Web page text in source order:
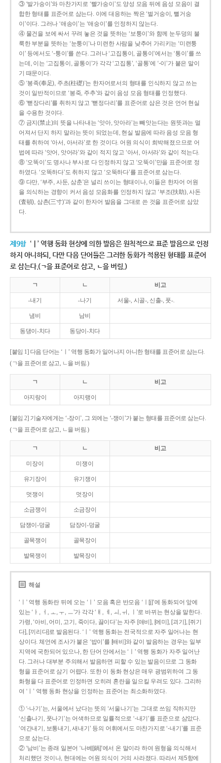
③ ‘발가숭이’와 마찬가지로 ‘빨가숭이’도 양성 모음 뒤에 음성 모음이 결
합한 형태를 표준어로 삼는다. 이에 대응하는 짝은 ‘벌거숭이, 뻘거숭
이’이다. 그러나 ‘애송이’는 ‘애숭이’를 인정하지 않는다.
④ 물건을 보에 싸서 꾸려 놓은 것을 뜻하는 ‘보퉁이’와 함께 눈두덩의 불
룩한 부분을 뜻하는 ‘눈퉁이’나 미련한 사람을 낮추어 가리키는 ‘미련퉁
이’ 등에서도 ‘-퉁이’를 쓴다. 그러나 ‘고집통이, 골통이’에서는 ‘통이’를 쓰
는데, 이는 ‘고집통이, 골통이’가 각각 ‘고집통’, ‘골통’에 ‘-이’가 붙은 말이
기 때문이다.
⑤ ‘봉족(奉足), 주초(柱礎)’는 한자어로서의 형태를 인식하지 않고 쓰는
것이 일반적이므로 ‘봉죽, 주추’와 같이 음성 모음 형태를 인정했다.
⑥ ‘뻗장다리’를 취하지 않고 ‘뻗정다리’를 표준어로 삼은 것은 언어 현실
을 수용한 것이다.
⑦ 금지(禁止)의 뜻을 나타내는 ‘앗아, 앗아라’는 빼앗는다는 원뜻과는 멀
어져서 단지 하지 말라는 뜻이 되었는데, 현실 발음에 따라 음성 모음 형
태를 취하여 ‘아서, 아서라’로 한 것이다. 어원 의식이 희박해졌으므로 어
법에 따라 ‘앗어, 앗어라’와 같이 적지 않고 ‘아서, 아서라’와 같이 적는다.
⑧ ‘오똑이’도 명사나 부사로 다 인정하지 않고 ‘오뚝이’만을 표준어로 정
하였다. ‘오똑하다’도 취하지 않고 ‘오뚝하다’를 표준어로 삼는다.
⑨ 다만, ‘부주, 사둔, 삼춘’은 널리 쓰이는 형태이나, 이들은 한자어 어원
을 의식하는 경향이 커서 음성 모음화를 인정하지 않고 ‘부조(扶助), 사돈
(査頓), 삼촌(三寸)’과 같이 한자어 발음을 그대로 쓴 것을 표준어로 삼았
다.
제9항 ‘ㅣ’ 역행 동화 현상에 의한 발음은 원칙적으로 표준 발음으로 인정
하지 아니하되, 다만 다음 단어들은 그러한 동화가 적용된 형태를 표준어
로 삼는다.(ㄱ을 표준어로 삼고, ㄴ을 버림.)
ㄱ ㄴ 비고
-내기 -나기 서울-, 시골-, 신출-, 풋-.
냄비 남비
동댕이-치다 동당이-치다
[붙임 1] 다음 단어는 ‘ㅣ’ 역행 동화가 일어나지 아니한 형태를 표준어로 삼는다.
(ㄱ을 표준어로 삼고, ㄴ을 버림.)
ㄱ ㄴ 비고
아지랑이 아지랭이
[붙임 2] 기술자에게는 ‘-장이’, 그 외에는 ‘-쟁이’가 붙는 형태를 표준어로 삼는다.
(ㄱ을 표준어로 삼고, ㄴ을 버림.)
ㄱ ㄴ 비고
미장이 미쟁이
유기장이 유기쟁이
멋쟁이 멋장이
소금쟁이 소금장이
담쟁이-덩굴 담장이-덩굴
골목쟁이 골목장이
발목쟁이 발목장이
해설
‘ㅣ’ 역행 동화란 뒤에 오는 ‘ㅣ’ 모음 혹은 반모음 ‘ㅣ[j]’에 동화되어 앞에
있는 ‘ㅏ, ㅓ, ㅗ, ㅜ, ㅡ’가 각각 ‘ㅐ, ㅔ, ㅚ, ㅟ, ㅣ’로 바뀌는 현상을 말한다.
가령, ‘아비, 어미, 고기, 죽이다, 끓이다’는 자주 [애비], [에미], [괴기], [쥐기
다], [끼리다]로 발음된다. ‘ㅣ’ 역행 동화는 전국적으로 자주 일어나는 현
상이다. 체언에 조사가 붙은 ‘밥이’를 [배비]와 같이 발음하는 경우는 일부
지역에 국한되어 있으나, 한 단어 안에서는 ‘ㅣ’ 역행 동화가 자주 일어난
다. 그러나 대부분 주의해서 발음하면 피할 수 있는 발음이므로 그 동화
형을 표준어로 삼기 어렵다. 또한 이 동화 현상은 매우 광범위하여 그 동
화형을 다 표준어로 인정하면 오히려 혼란을 일으킬 우려도 있다. 그리하
여 ‘ㅣ’ 역행 동화 현상을 인정하는 표준어는 최소화하였다.
① ‘-나기’는, 서울에서 났다는 뜻의 ‘서울나기’는 그대로 쓰임 직하지만
‘신출나기, 풋나기’는 어색하므로 일률적으로 ‘-내기’를 표준으로 삼았다.
‘여간내기, 보통내기, 새내기’ 등의 어휘에서도 마찬가지로 ‘-내기’를 표준
으로 삼는다.
② ‘남비’는 종래 일본어 ‘나베[鍋]’에서 온 말이라 하여 원형을 의식해서
처리했던 것이나, 현대에는 어원 의식이 거의 사라졌다. 따라서 제5항에